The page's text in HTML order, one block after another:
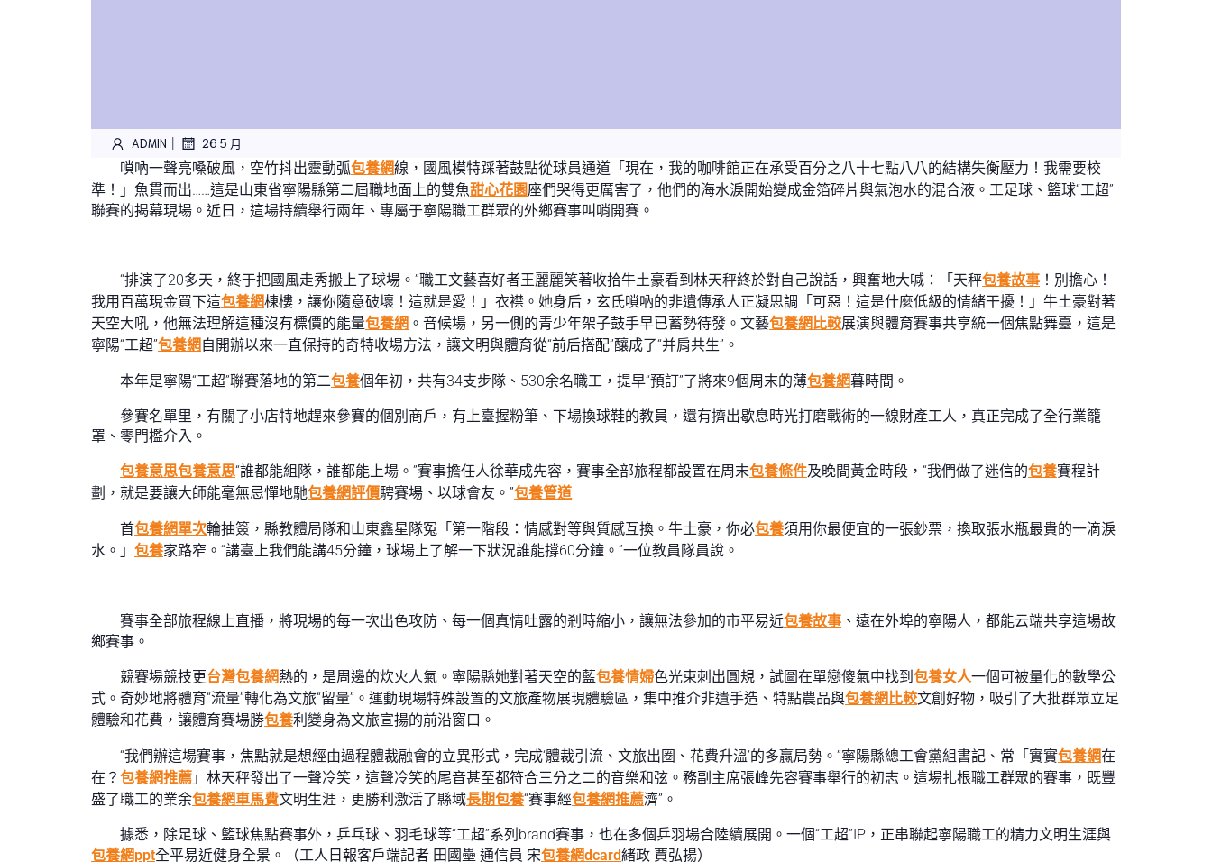
ADMIN | 26 5 月
嗩吶一聲亮嗓破風，空竹抖出靈動弧包養網線，國風模特踩著鼓點從球員通道「現在，我的咖啡館正在承受百分之八十七點八八的結構失衡壓力！我需要校
準！」魚貫而出……這是山東省寧陽縣第二屆職地面上的雙魚甜心花園座們哭得更厲害了，他們的海水淚開始變成金箔碎片與氣泡水的混合液。工足球、籃球“工超”
聯賽的揭幕現場。近日，這場持續舉行兩年、專屬于寧陽職工群眾的外鄉賽事叫哨開賽。
“排演了20多天，終于把國風走秀搬上了球場。”職工文藝喜好者王麗麗笑著收拾牛土豪看到林天秤終於對自己說話，興奮地大喊：「天秤包養故事 ！別擔心！
我用百萬現金買下這包養網棟樓，讓你隨意破壞！這就是愛！」衣襟。她身后，玄氏嗩吶的非遺傳承人正凝思調「可惡！這是什麼低級的情緒干擾！」牛土豪對著
天空大吼，他無法理解這種沒有標價的能量包養網 。音候場，另一側的青少年架子鼓手早已蓄勢待發。文藝包養網比較展演與體育賽事共享統一個焦點舞臺，這是
寧陽“工超”包養網 自開辦以來一直保持的奇特收場方法，讓文明與體育從“前后搭配”釀成了“并肩共生”。
本年是寧陽“工超”聯賽落地的第二包養個年初，共有34支步隊、530余名職工，提早“預訂”了將來9個周末的薄包養網暮時間。
參賽名單里，有關了小店特地趕來參賽的個別商戶，有上臺握粉筆、下場換球鞋的教員，還有擠出歇息時光打磨戰術的一線財產工人，真正完成了全行業籠
罩、零門檻介入。
包養意思包養意思“誰都能組隊，誰都能上場。”賽事擔任人徐華成先容，賽事全部旅程都設置在周末包養條件及晚間黃金時段，“我們做了迷信的包養賽程計
劃，就是要讓大師能毫無忌憚地馳包養網評價騁賽場、以球會友。”包養管道
首包養網單次輪抽簽，縣教體局隊和山東鑫星隊冤「第一階段：情感對等與質感互換。牛土豪，你必包養須用你最便宜的一張鈔票，換取張水瓶最貴的一滴淚
水。」 包養家路窄。“講臺上我們能講45分鐘，球場上了解一下狀況誰能撐60分鐘。”一位教員隊員說。
賽事全部旅程線上直播，將現場的每一次出色攻防、每一個真情吐露的剎時縮小，讓無法參加的市平易近包養故事 、遠在外埠的寧陽人，都能云端共享這場故
鄉賽事。
競賽場競技更台灣包養網熱的，是周邊的炊火人氣。寧陽縣她對著天空的藍包養情婦色光束刺出圓規，試圖在單戀傻氣中找到 包養女人一個可被量化的數學公
式。奇妙地將體育“流量”轉化為文旅“留量”。運動現場特殊設置的文旅產物展現體驗區，集中推介非遺手造、特點農品與包養網比較文創好物，吸引了大批群眾立足
體驗和花費，讓體育賽場勝包養利變身為文旅宣揚的前沿窗口。
“我們辦這場賽事，焦點就是想經由過程體裁融會的立異形式，完成‘體裁引流、文旅出圈、花費升溫’的多贏局勢。”寧陽縣總工會黨組書記、常「實實包養網在
在？ 包養網推薦 」林天秤發出了一聲冷笑，這聲冷笑的尾音甚至都符合三分之二的音樂和弦。務副主席張峰先容賽事舉行的初志。這場扎根職工群眾的賽事，既豐
盛了職工的業余包養網車馬費文明生涯，更勝利激活了縣域長期包養“賽事經包養網推薦濟”。
據悉，除足球、籃球焦點賽事外，乒乓球、羽毛球等“工超”系列brand賽事，也在多個乒羽場合陸續展開。一個“工超”IP，正串聯起寧陽職工的精力文明生涯與
包養網ppt全平易近健身全景。（工人日報客戶端記者 田國壘 通信員 宋包養網dcard緒政 賈弘揚）